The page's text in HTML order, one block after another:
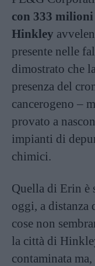
con 333
Hinkley
presente nelle
dimostrato che
presenza del
cancerogeno –
provato a
impianti di
chimici.
Quella di Erin è
oggi, a distanza
cose non
la città di
contaminata